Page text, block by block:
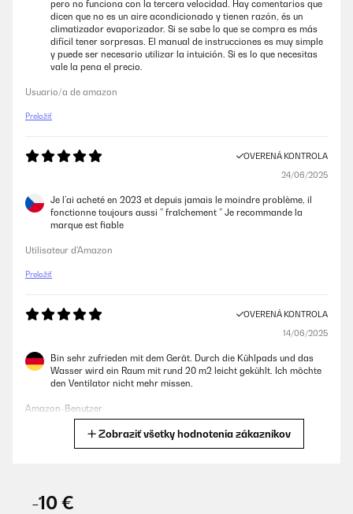
pero no funciona con la tercera velocidad. Hay comentarios que
dicen que no es un aire acondicionado y tienen razón, és un
climatizador evaporizador. Si se sabe lo que se compra es más
difícil tener sorpresas. El manual de instrucciones es muy simple
y puede ser necesario utilizar la intuición. Si es lo que necesitas
vale la pena el precio.
Usuario/a de amazon
Preložiť
OVERENÁ KONTROLA
24/06/2025
Je l’ai acheté en 2023 et depuis jamais le moindre problème, il
fonctionne toujours aussi ’’ fraîchement ’’ Je recommande la
marque est fiable
Utilisateur d'Amazon
Preložiť
OVERENÁ KONTROLA
14/06/2025
Bin sehr zufrieden mit dem Gerät. Durch die Kühlpads und das
Wasser wird ein Raum mit rund 20 m2 leicht gekühlt. Ich möchte
den Ventilator nicht mehr missen.
Amazon-Benutzer
Zobraziť všetky hodnotenia zákazníkov
-10 €